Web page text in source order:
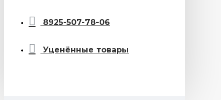
8925-507-78-06
Уценённые товары